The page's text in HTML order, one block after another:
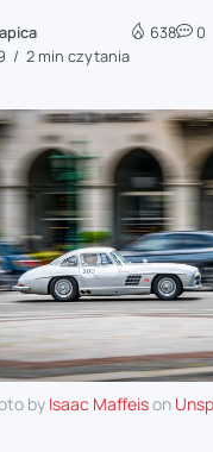
2 min czytania
638 0
by Isaac Maffeison